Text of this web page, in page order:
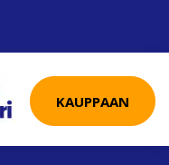
KAUPPAAN